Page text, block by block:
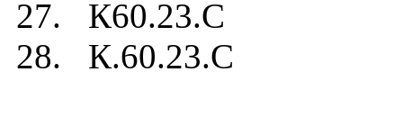
27. К60.23.C
28. К.60.23.C